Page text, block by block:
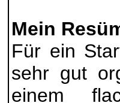
Mein
Für ein
sehr gut
einem